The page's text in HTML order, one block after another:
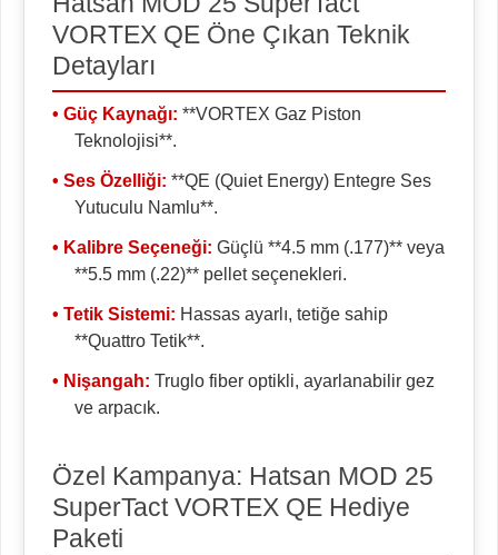
VORTEX QE Öne Çıkan Teknik
Detayları
• Güç Kaynağı: **VORTEX Gaz Piston
Teknolojisi**.
• Ses Özelliği: **QE (Quiet Energy) Entegre Ses
Yutuculu Namlu**.
• Kalibre Seçeneği: Güçlü **4.5 mm (.177)** veya
**5.5 mm (.22)** pellet seçenekleri.
• Tetik Sistemi: Hassas ayarlı, tetiğe sahip
**Quattro Tetik**.
• Nişangah: Truglo fiber optikli, ayarlanabilir gez
ve arpacık.
Özel Kampanya: Hatsan MOD 25
SuperTact VORTEX QE Hediye
Paketi